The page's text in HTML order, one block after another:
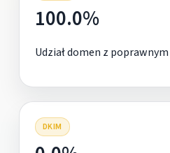
100.0%
Udział domen z
DKIM